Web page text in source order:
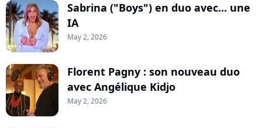
Sabrina ("Boys") en duo avec... une
IA
May 2, 2026
Florent Pagny : son nouveau duo
avec Angélique Kidjo
May 2, 2026